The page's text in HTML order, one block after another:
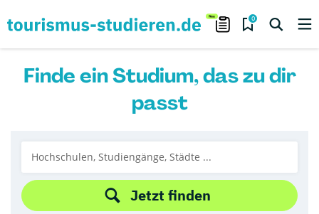
0
Finde ein Studium, das zu dir
passt
Jetzt finden